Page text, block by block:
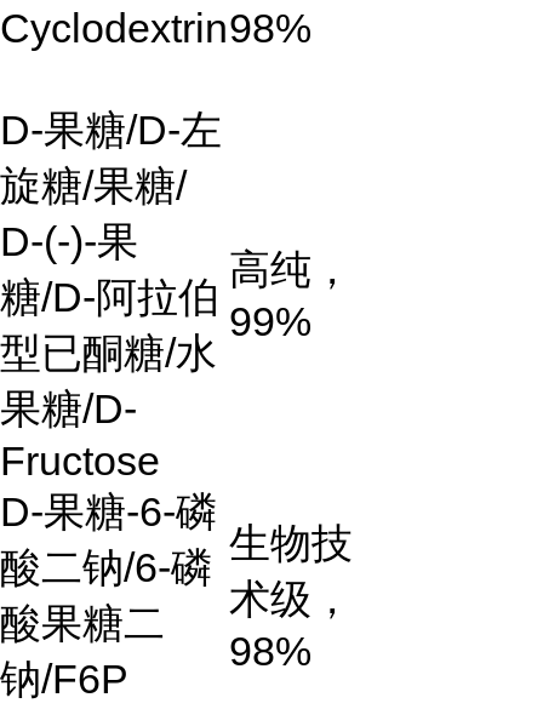
Cyclodextrin98%
D-果糖/D-左
旋糖/果糖/
D-(-)-果
糖/D-阿拉伯
型已酮糖/水
果糖/D-
Fructose
高纯，
99%
D-果糖-6-磷
酸二钠/6-磷
酸果糖二
钠/F6P
生物技
术级，
98%